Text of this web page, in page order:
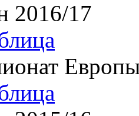
2016/17